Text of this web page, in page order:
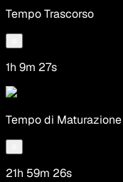
Tempo Trascorso
1h 9m 27s
Tempo di
21h 59m 26s